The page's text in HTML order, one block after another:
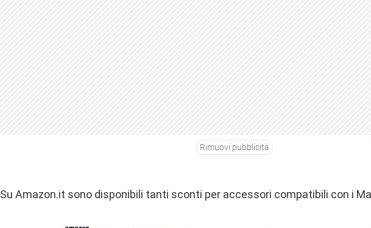
Rimuovi pubblicità
Su Amazon.it sono disponibili tanti sconti per accessori compatibili con i